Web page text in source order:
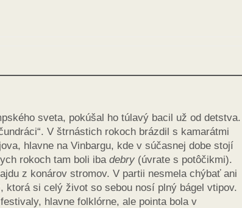
sveta, pokúšal ho túlavý bacil už od detstva.
V štrnástich rokoch brázdil s kamarátmi
hlavne na Vinbargu, kde v súčasnej dobe stojí
rokoch tam boli iba debry (úvrate s potôčikmi).
z konárov stromov. V partii nesmela chýbať ani
ktorá si celý život so sebou nosí plný bágel vtipov.
hlavne folklórne, ale pointa bola v